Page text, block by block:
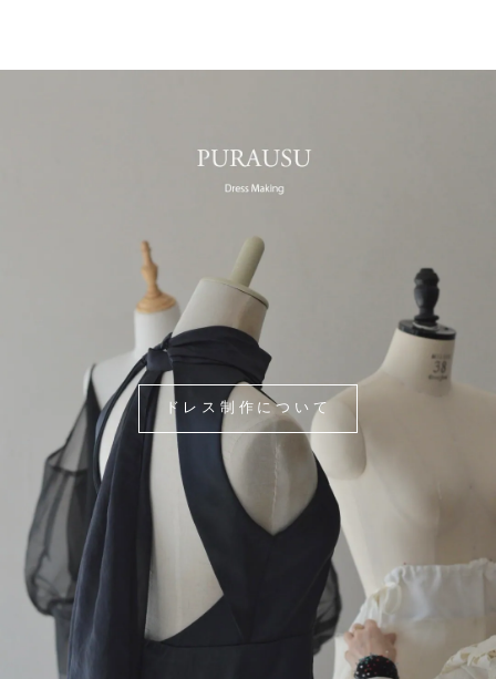
ドレス制作について